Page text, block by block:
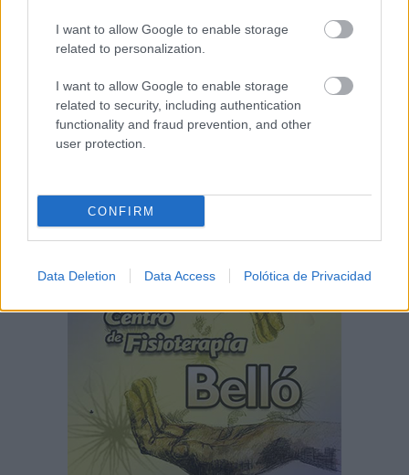
I want to allow Google to enable storage
related to personalization.
I want to allow Google to enable storage
related to security, including authentication
functionality and fraud prevention, and other
user protection.
CONFIRM
Data Deletion Data Access Polótica de Privacidad